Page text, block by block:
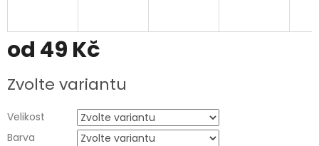
od 49 Kč
cena:
Zvolte variantu
Velikost
Barva